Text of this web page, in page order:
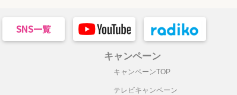
キャンペーン
キャンペーンTOP
テレビキャンペーン